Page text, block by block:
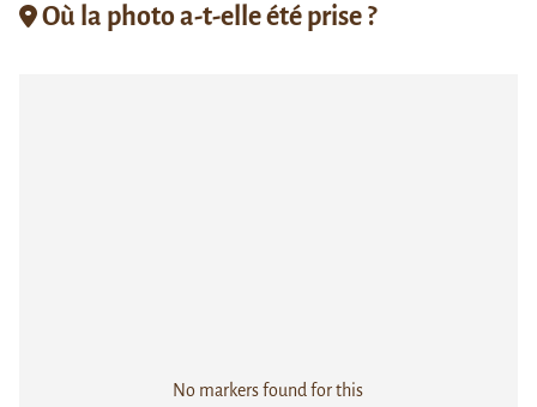
Où la photo a-t-elle été prise ?
No markers found for this